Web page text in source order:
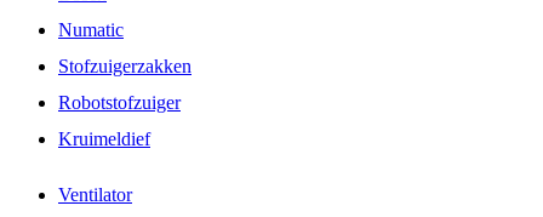
Numatic
Stofzuigerzakken
Robotstofzuiger
Kruimeldief
Ventilator